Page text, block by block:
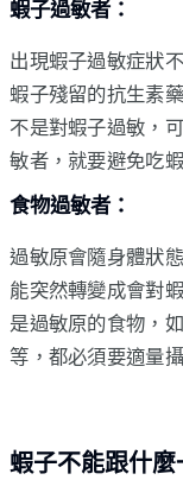
蝦子過敏者：
出現蝦子過敏症狀
蝦子殘留的抗生素
不是對蝦子過敏，
敏者，就要避免吃
食物過敏者：
過敏原會隨身體狀
能突然轉變成會對
是過敏原的食物，
等，都必須要適量
蝦子不能跟什麼